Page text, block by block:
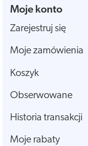
Moje konto
Zarejestruj się
Moje zamówienia
Koszyk
Obserwowane
Historia transakcji
Moje rabaty